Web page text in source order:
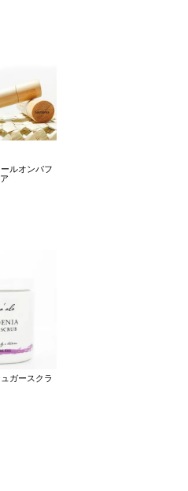
ールオンパフ
ュガースクラ